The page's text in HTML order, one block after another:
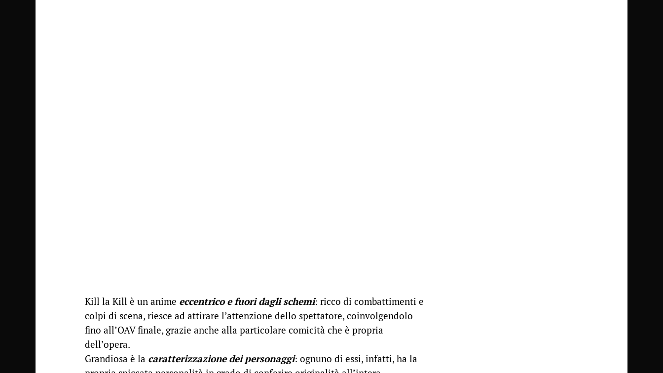
Kill la Kill è un anime eccentrico e fuori dagli schemi: ricco di combattimenti e
colpi di scena, riesce ad attirare l’attenzione dello spettatore, coinvolgendolo
fino all’OAV finale, grazie anche alla particolare comicità che è propria
dell’opera.
Grandiosa è la caratterizzazione dei personaggi: ognuno di essi, infatti, ha la